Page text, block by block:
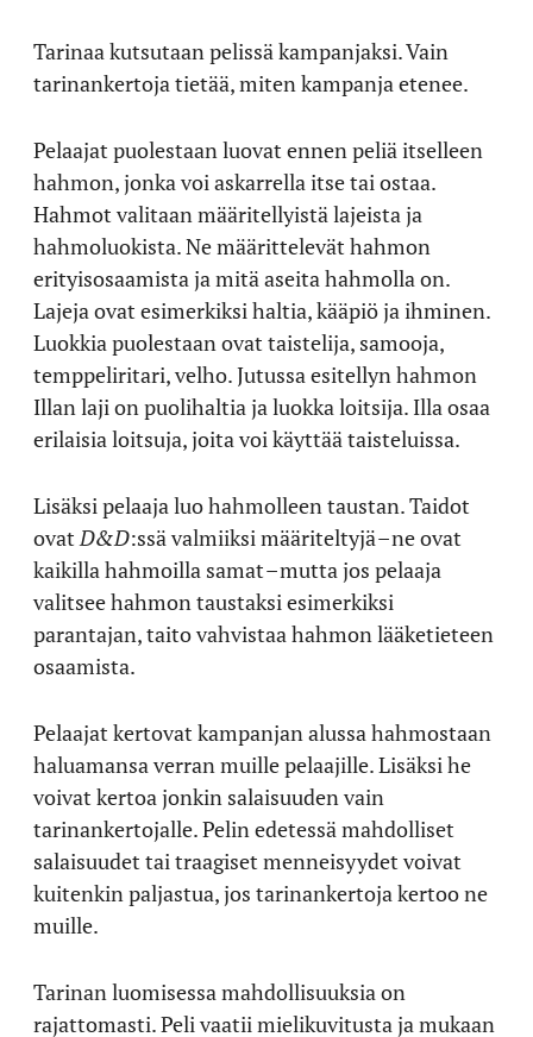
Tarinaa kutsutaan pelissä kampanjaksi. Vain
tarinankertoja tietää, miten kampanja etenee.
Pelaajat puolestaan luovat ennen peliä itselleen
hahmon, jonka voi askarrella itse tai ostaa.
Hahmot valitaan määritellyistä lajeista ja
hahmoluokista. Ne määrittelevät hahmon
erityisosaamista ja mitä aseita hahmolla on.
Lajeja ovat esimerkiksi haltia, kääpiö ja ihminen.
Luokkia puolestaan ovat taistelija, samooja,
temppeliritari, velho. Jutussa esitellyn hahmon
Illan laji on puolihaltia ja luokka loitsija. Illa osaa
erilaisia loitsuja, joita voi käyttää taisteluissa.
Lisäksi pelaaja luo hahmolleen taustan. Taidot
ovatD&D:ssä valmiiksi määriteltyjä – ne ovat
kaikilla hahmoilla samat – mutta jos pelaaja
valitsee hahmon taustaksi esimerkiksi
parantajan, taito vahvistaa hahmon lääketieteen
osaamista.
Pelaajat kertovat kampanjan alussa hahmostaan
haluamansa verran muille pelaajille. Lisäksi he
voivat kertoa jonkin salaisuuden vain
tarinankertojalle. Pelin edetessä mahdolliset
salaisuudet tai traagiset menneisyydet voivat
kuitenkin paljastua, jos tarinankertoja kertoo ne
muille.
Tarinan luomisessa mahdollisuuksia on
rajattomasti. Peli vaatii mielikuvitusta ja mukaan